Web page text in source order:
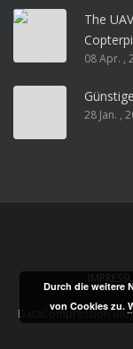
The
08 Apr. ,
28 Jan. ,
DataCompression
Durch die weitere
von Cookies zu.